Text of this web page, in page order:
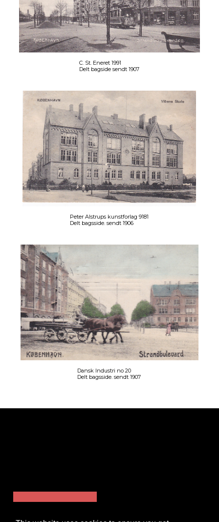
C. St. Eneret 1991
Delt bagside sendt 1907
Peter Alstrups kunstforlag 9181
Delt bagsside. sendt 1906
Dansk Industri no 20
Delt bagsside. sendt 1907